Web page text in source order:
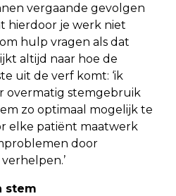
vergaande gevolgen
hierdoor je werk niet
hulp vragen als dat
altijd naar hoe de
uit de verf komt: ‘ik
overmatig stemgebruik
zo optimaal mogelijk te
elke patiënt maatwerk
door
stem